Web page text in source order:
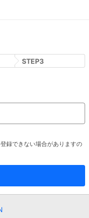
STEP3
録できない場合がありますの